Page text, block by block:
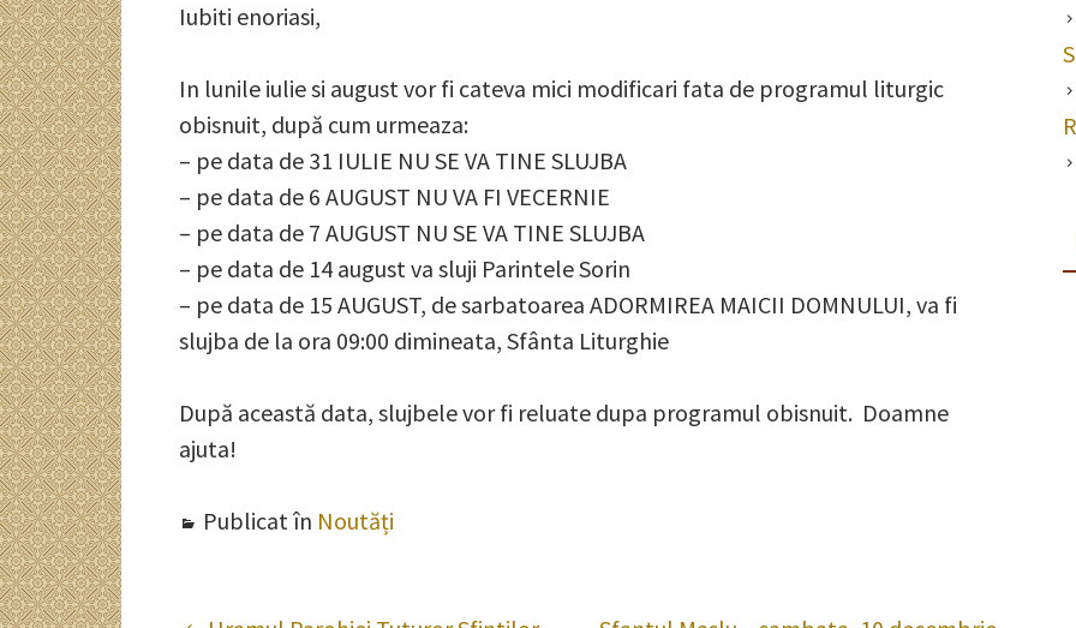
iulie
Iubiti enoriasi,
In lunile iulie si august vor fi cateva mici modificari fata de programul liturgic
obisnuit, după cum urmeaza:
– pe data de 31 IULIE NU SE VA TINE SLUJBA
– pe data de 6 AUGUST NU VA FI VECERNIE
– pe data de 7 AUGUST NU SE VA TINE SLUJBA
– pe data de 14 august va sluji Parintele Sorin
– pe data de 15 AUGUST, de sarbatoarea ADORMIREA MAICII DOMNULUI, va fi
slujba de la ora 09:00 dimineata, Sfânta Liturghie
După această data, slujbele vor fi reluate dupa programul obisnuit. Doamne
ajuta!
Publicat în Noutăți